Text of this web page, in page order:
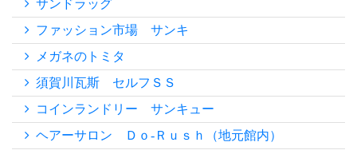
サンドラッグ
ファッション市場 サンキ
メガネのトミタ
須賀川瓦斯 セルフＳＳ
コインランドリー サンキュー
ヘアーサロン Ｄｏ-Ｒｕｓｈ（地元館内）